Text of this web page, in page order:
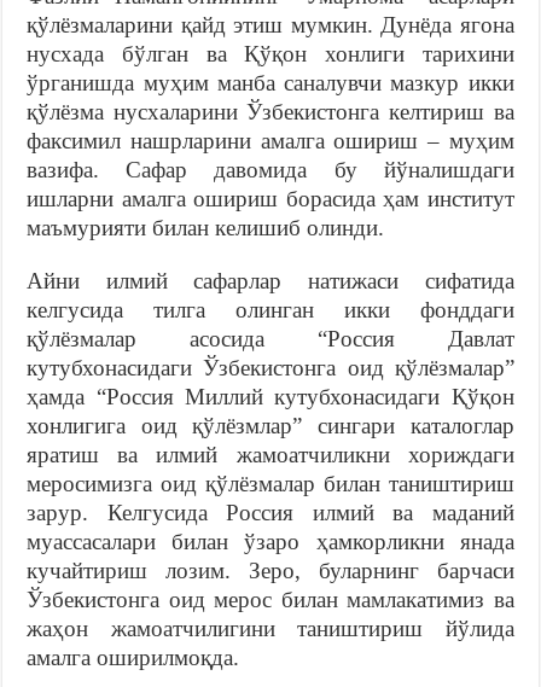
қўлёзмаларини қайд этиш мумкин. Дунёда ягона
нусхада бўлган ва Қўқон хонлиги тарихини
ўрганишда муҳим манба саналувчи мазкур икки
қўлёзма нусхаларини Ўзбекистонга келтириш ва
факсимил нашрларини амалга ошириш – муҳим
вазифа. Сафар давомида бу йўналишдаги
ишларни амалга ошириш борасида ҳам институт
маъмурияти билан келишиб олинди.
Айни илмий сафарлар натижаси сифатида
келгусида тилга олинган икки фонддаги
қўлёзмалар асосида “Россия Давлат
кутубхонасидаги Ўзбекистонга оид қўлёзмалар”
ҳамда “Россия Миллий кутубхонасидаги Қўқон
хонлигига оид қўлёзмлар” сингари каталоглар
яратиш ва илмий жамоатчиликни хориждаги
меросимизга оид қўлёзмалар билан таништириш
зарур. Келгусида Россия илмий ва маданий
муассасалари билан ўзаро ҳамкорликни янада
кучайтириш лозим. Зеро, буларнинг барчаси
Ўзбекистонга оид мерос билан мамлакатимиз ва
жаҳон жамоатчилигини таништириш йўлида
амалга оширилмоқда.